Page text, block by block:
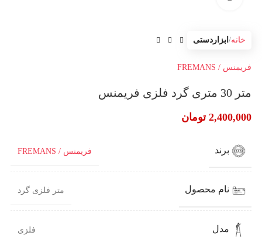
خانه ابزاردستی
فریمنس / FREMANS
متر 30 متری گرد فلزی فریمنس
2,400,000 تومان
برند فریمنس / FREMANS
نام محصول متر فلزی گرد
مدل فلزی